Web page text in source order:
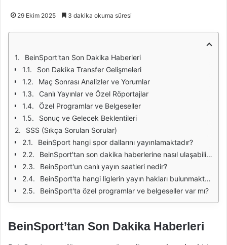
29 Ekim 2025 3 dakika okuma süresi
BeinSport'tan Son Dakika Haberleri
Son Dakika Transfer Gelişmeleri
Maç Sonrası Analizler ve Yorumlar
Canlı Yayınlar ve Özel Röportajlar
Özel Programlar ve Belgeseller
Sonuç ve Gelecek Beklentileri
SSS (Sıkça Sorulan Sorular)
BeinSport hangi spor dallarını yayınlamaktadır?
BeinSport'tan son dakika haberlerine nasıl ulaşabilirim?
BeinSport'un canlı yayın saatleri nedir?
BeinSport'ta hangi liglerin yayın hakları bulunmaktadır?
BeinSport'ta özel programlar ve belgeseller var mı?
BeinSport’tan Son Dakika Haberleri